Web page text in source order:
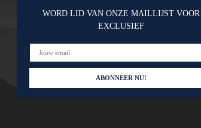
WORD LID VAN ONZE MAILLIJST VOOR
EXCLUSIEF